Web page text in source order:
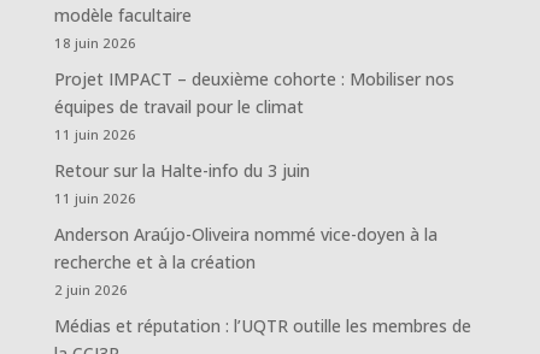
modèle facultaire
18 juin 2026
Projet IMPACT – deuxième cohorte : Mobiliser nos
équipes de travail pour le climat
11 juin 2026
Retour sur la Halte-info du 3 juin
11 juin 2026
Anderson Araújo-Oliveira nommé vice-doyen à la
recherche et à la création
2 juin 2026
Médias et réputation : l’UQTR outille les membres de